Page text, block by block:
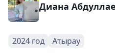
Диана
2024 год Атырау